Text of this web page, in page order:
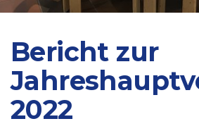
Bericht zur
2022